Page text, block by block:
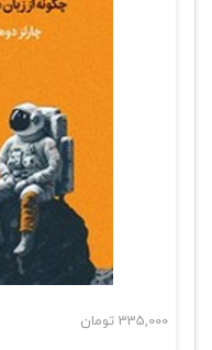
335,000 تومان